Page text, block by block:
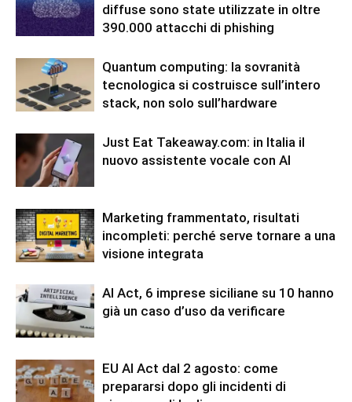
diffuse sono state utilizzate in oltre
390.000 attacchi di phishing
Quantum computing: la sovranità
tecnologica si costruisce sull’intero
stack, non solo sull’hardware
Just Eat Takeaway.com: in Italia il
nuovo assistente vocale con AI
Marketing frammentato, risultati
incompleti: perché serve tornare a una
visione integrata
AI Act, 6 imprese siciliane su 10 hanno
già un caso d’uso da verificare
EU AI Act dal 2 agosto: come
prepararsi dopo gli incidenti di